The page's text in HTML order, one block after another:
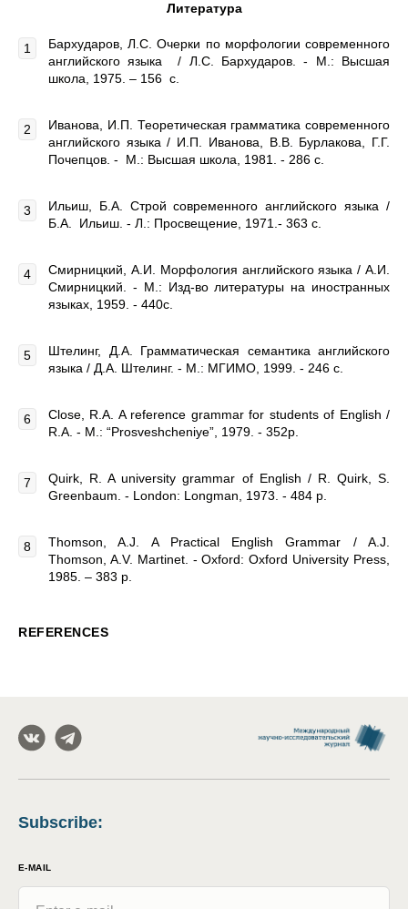
Литература
Бархударов, Л.С. Очерки по морфологии современного
английского языка / Л.С. Бархударов. - М.: Высшая
школа, 1975. – 156 с.
Иванова, И.П. Теоретическая грамматика современного
английского языка / И.П. Иванова, В.В. Бурлакова, Г.Г.
Почепцов. - М.: Высшая школа, 1981. - 286 c.
Ильиш, Б.А. Строй современного английского языка /
Б.А. Ильиш. - Л.: Просвещение, 1971.- 363 с.
Смирницкий, А.И. Морфология английского языка / А.И.
Смирницкий. - М.: Изд-во литературы на иностранных
языках, 1959. - 440с.
Штелинг, Д.А. Грамматическая семантика английского
языка / Д.А. Штелинг. - М.: МГИМО, 1999. - 246 с.
Close, R.A. A reference grammar for students of English /
R.A. - M.: “Prosveshcheniye”, 1979. - 352p.
Quirk, R. A university grammar of English / R. Quirk, S.
Greenbaum. - London: Longman, 1973. - 484 p.
Thomson, A.J. A Practical English Grammar / A.J.
Thomson, A.V. Martinet. - Oxford: Oxford University Press,
1985. – 383 p.
REFERENCES
Subscribe:
E-MAIL